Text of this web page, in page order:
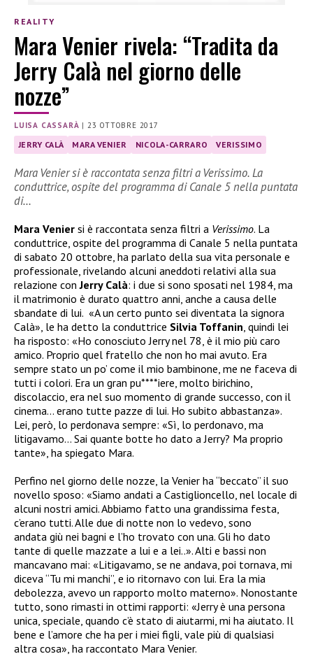
REALITY
Mara Venier rivela: “Tradita da
Jerry Calà nel giorno delle
nozze”
LUISA CASSARÀ | 23 OTTOBRE 2017
JERRY CALÀ MARA VENIER NICOLA-CARRARO VERISSIMO
Mara Venier si è raccontata senza filtri a Verissimo. La
conduttrice, ospite del programma di Canale 5 nella puntata
di…
Mara Venier si è raccontata senza filtri a Verissimo. La
conduttrice, ospite del programma di Canale 5 nella puntata
di sabato 20 ottobre, ha parlato della sua vita personale e
professionale, rivelando alcuni aneddoti relativi alla sua
relazione conJerry Calà: i due si sono sposati nel 1984, ma
il matrimonio è durato quattro anni, anche a causa delle
sbandate di lui. «A un certo punto sei diventata la signora
Calà», le ha detto la conduttrice Silvia Toffanin , quindi lei
ha risposto: «Ho conosciuto Jerry nel 78, è il mio più caro
amico. Proprio quel fratello che non ho mai avuto. Era
sempre stato un po’ come il mio bambinone, me ne faceva di
tutti i colori. Era un gran pu****iere, molto birichino,
discolaccio, era nel suo momento di grande successo, con il
cinema… erano tutte pazze di lui. Ho subito abbastanza».
Lei, però, lo perdonava sempre: «Sì, lo perdonavo, ma
litigavamo… Sai quante botte ho dato a Jerry? Ma proprio
tante», ha spiegato Mara.
Perfino nel giorno delle nozze, la Venier ha “beccato” il suo
novello sposo: «Siamo andati a Castiglioncello, nel locale di
alcuni nostri amici. Abbiamo fatto una grandissima festa,
c’erano tutti. Alle due di notte non lo vedevo, sono
andata giù nei bagni e l’ho trovato con una. Gli ho dato
tante di quelle mazzate a lui e a lei..». Alti e bassi non
mancavano mai: «Litigavamo, se ne andava, poi tornava, mi
diceva “Tu mi manchi”, e io ritornavo con lui. Era la mia
debolezza, avevo un rapporto molto materno». Nonostante
tutto, sono rimasti in ottimi rapporti: «Jerry è una persona
unica, speciale, quando c’è stato di aiutarmi, mi ha aiutato. Il
bene e l’amore che ha per i miei figli, vale più di qualsiasi
altra cosa», ha raccontato Mara Venier.